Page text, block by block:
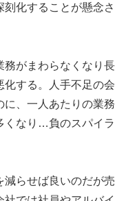
化することが懸念さ
務がまわらなくなり長
化する。人手不足の会
、一人あたりの業務
くなり…負のスパイラ
らせば良いのだが売